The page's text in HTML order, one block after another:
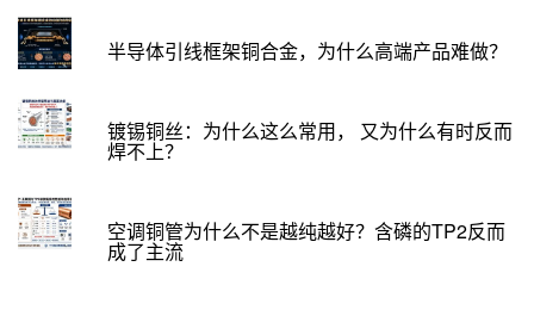
半导体引线框架铜合金，为什么高端产品难做？
镀锡铜丝：为什么这么常用， 又为什么有时反而
焊不上？
空调铜管为什么不是越纯越好？含磷的TP2反而
成了主流